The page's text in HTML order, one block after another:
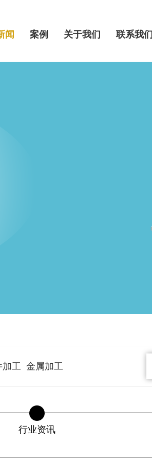
闻 案例 关于我们 联系我
加工 金属加工
行业资讯